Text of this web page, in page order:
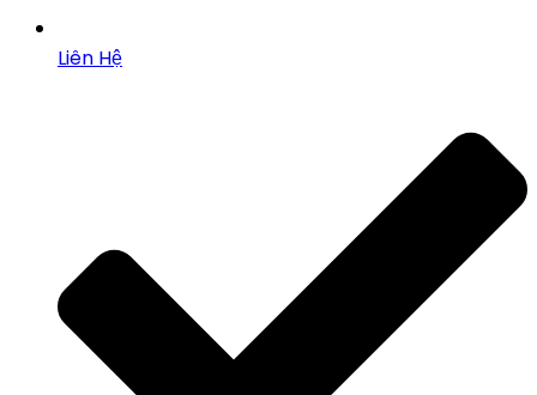
Liên Hệ